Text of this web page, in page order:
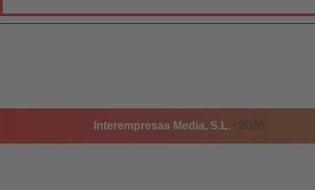
Interempresas Media, S.L. / 2026